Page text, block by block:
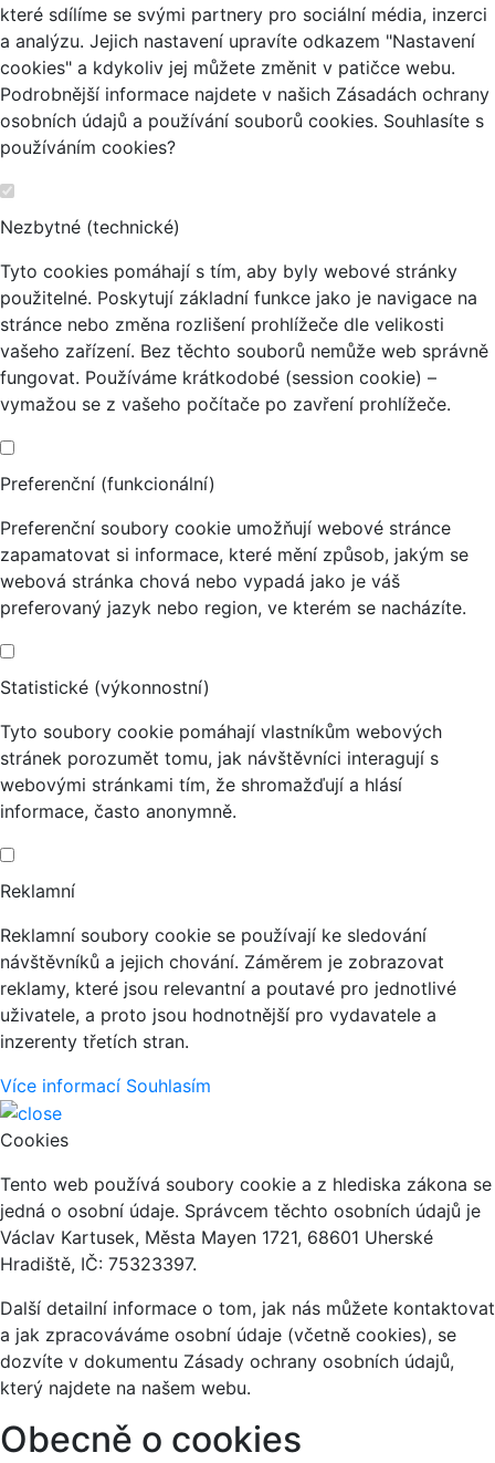
které sdílíme se svými partnery pro sociální média, inzerci
a analýzu. Jejich nastavení upravíte odkazem "Nastavení
cookies" a kdykoliv jej můžete změnit v patičce webu.
Podrobnější informace najdete v našich Zásadách ochrany
osobních údajů a používání souborů cookies. Souhlasíte s
používáním cookies?
Nezbytné (technické)
Tyto cookies pomáhají s tím, aby byly webové stránky
použitelné. Poskytují základní funkce jako je navigace na
stránce nebo změna rozlišení prohlížeče dle velikosti
vašeho zařízení. Bez těchto souborů nemůže web správně
fungovat. Používáme krátkodobé (session cookie) –
vymažou se z vašeho počítače po zavření prohlížeče.
Preferenční (funkcionální)
Preferenční soubory cookie umožňují webové stránce
zapamatovat si informace, které mění způsob, jakým se
webová stránka chová nebo vypadá jako je váš
preferovaný jazyk nebo region, ve kterém se nacházíte.
Statistické (výkonnostní)
Tyto soubory cookie pomáhají vlastníkům webových
stránek porozumět tomu, jak návštěvníci interagují s
webovými stránkami tím, že shromažďují a hlásí
informace, často anonymně.
Reklamní
Reklamní soubory cookie se používají ke sledování
návštěvníků a jejich chování. Záměrem je zobrazovat
reklamy, které jsou relevantní a poutavé pro jednotlivé
uživatele, a proto jsou hodnotnější pro vydavatele a
inzerenty třetích stran.
Více informací Souhlasím
Cookies
Tento web používá soubory cookie a z hlediska zákona se
jedná o osobní údaje. Správcem těchto osobních údajů je
Václav Kartusek, Města Mayen 1721, 68601 Uherské
Hradiště, IČ: 75323397.
Další detailní informace o tom, jak nás můžete kontaktovat
a jak zpracováváme osobní údaje (včetně cookies), se
dozvíte v dokumentu Zásady ochrany osobních údajů,
který najdete na našem webu.
Obecně o cookies